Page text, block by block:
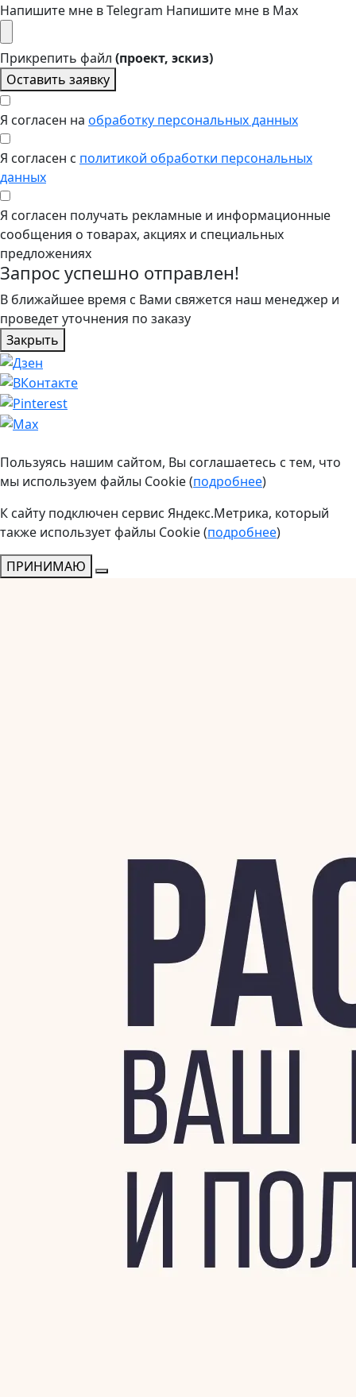
Напишите мне в Telegram Напишите мне в Max
Прикрепить файл (проект, эскиз)
Оставить заявку
Я согласен на обработку персональных данных
Я согласен с политикой обработки персональных
данных
Я согласен получать рекламные и информационные
сообщения о товарах, акциях и специальных
предложениях
Запрос успешно отправлен!
В ближайшее время с Вами свяжется наш менеджер и
проведет уточнения по заказу
Закрыть
Пользуясь нашим сайтом, Вы соглашаетесь с тем, что
мы используем файлы Cookie (подробнее)
К сайту подключен сервис Яндекс.Метрика, который
также использует файлы Cookie (подробнее)
ПРИНИМАЮ